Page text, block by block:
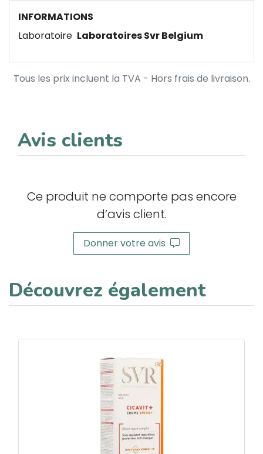
INFORMATIONS
Laboratoire Laboratoires Svr Belgium
Tous les prix incluent la TVA - Hors frais de livraison.
Avis clients
Ce produit ne comporte pas encore
d’avis client.
Donner votre avis
Découvrez également